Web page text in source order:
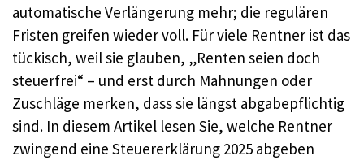
automatische Verlängerung mehr; die regulären
Fristen greifen wieder voll. Für viele Rentner ist das
tückisch, weil sie glauben, „Renten seien doch
steuerfrei“ – und erst durch Mahnungen oder
Zuschläge merken, dass sie längst abgabepflichtig
sind. In diesem Artikel lesen Sie, welche Rentner
zwingend eine Steuererklärung 2025 abgeben